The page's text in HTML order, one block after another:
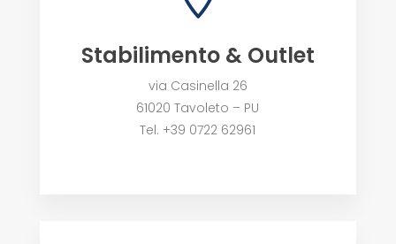
Stabilimento & Outlet
via Casinella 26
61020 Tavoleto – PU
Tel. +39 0722 62961